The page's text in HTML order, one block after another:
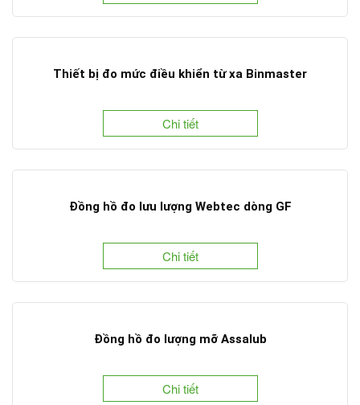
Thiết bị đo mức điều khiển từ xa Binmaster
Chi tiết
Đồng hồ đo lưu lượng Webtec dòng GF
Chi tiết
Đồng hồ đo lượng mỡ Assalub
Chi tiết